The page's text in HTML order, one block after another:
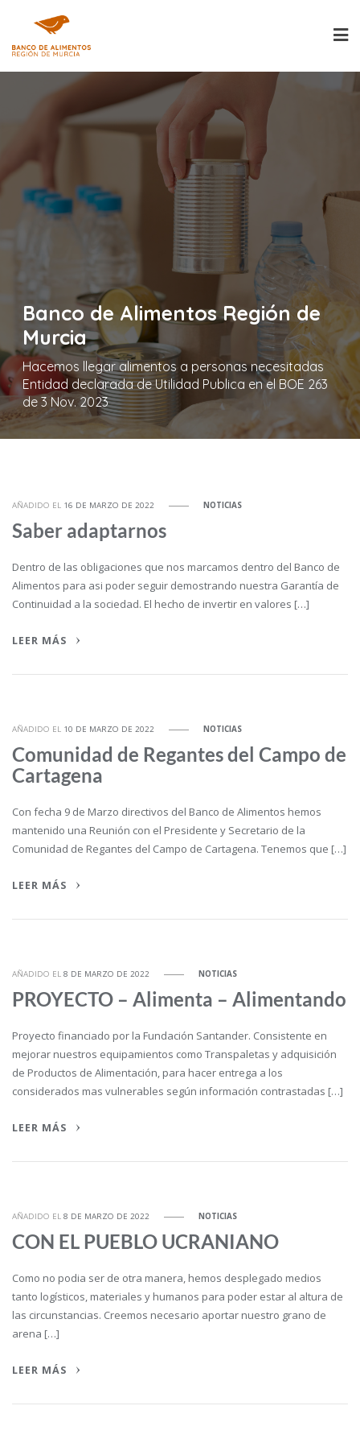
contenido
Banco de Alimentos Región de
Murcia
Hacemos llegar alimentos a personas necesitadas
Entidad declarada de Utilidad Publica en el BOE 263
de 3 Nov. 2023
AÑADIDO EL 16 DE MARZO DE 2022 NOTICIAS
Saber adaptarnos
Dentro de las obligaciones que nos marcamos dentro del Banco de
Alimentos para asi poder seguir demostrando nuestra Garantía de
Continuidad a la sociedad. El hecho de invertir en valores […]
LEER MÁS
AÑADIDO EL 10 DE MARZO DE 2022 NOTICIAS
Comunidad de Regantes del Campo de
Cartagena
Con fecha 9 de Marzo directivos del Banco de Alimentos hemos
mantenido una Reunión con el Presidente y Secretario de la
Comunidad de Regantes del Campo de Cartagena. Tenemos que […]
LEER MÁS
AÑADIDO EL8 DE MARZO DE 2022 NOTICIAS
PROYECTO – Alimenta – Alimentando
Proyecto financiado por la Fundación Santander. Consistente en
mejorar nuestros equipamientos como Transpaletas y adquisición
de Productos de Alimentación, para hacer entrega a los
considerados mas vulnerables según información contrastadas […]
LEER MÁS
AÑADIDO EL8 DE MARZO DE 2022 NOTICIAS
CON EL PUEBLO UCRANIANO
Como no podia ser de otra manera, hemos desplegado medios
tanto logísticos, materiales y humanos para poder estar al altura de
las circunstancias. Creemos necesario aportar nuestro grano de
arena […]
LEER MÁS